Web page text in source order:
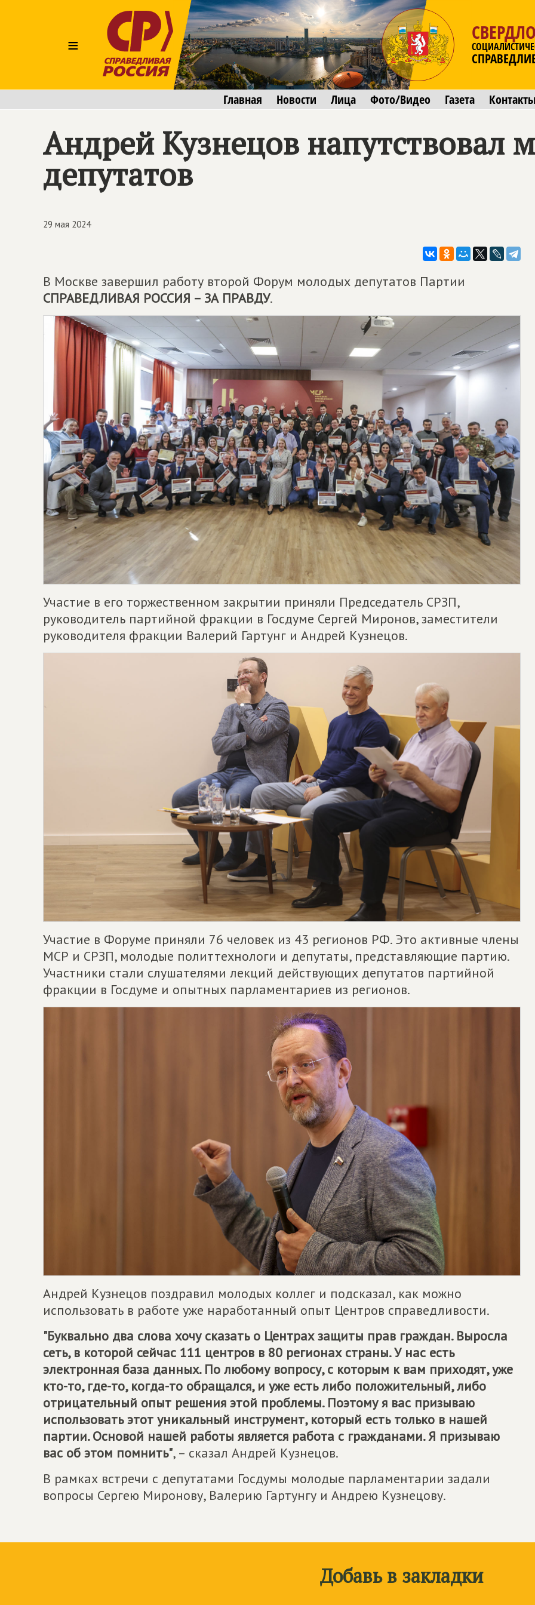
≡
Главная Новости Лица Фото/Видео Газета
Андрей Кузнецов напутствовал
депутатов
29 мая 2024
В Москве завершил работу второй Форум молодых депутатов Партии
СПРАВЕДЛИВАЯ РОССИЯ – ЗА ПРАВДУ.
Участие в его торжественном закрытии приняли Председатель СРЗП,
руководитель партийной фракции в Госдуме Сергей Миронов, заместители
руководителя фракции Валерий Гартунг и Андрей Кузнецов.
Участие в Форуме приняли 76 человек из 43 регионов РФ. Это активные члены
МСР и СРЗП, молодые политтехнологи и депутаты, представляющие партию.
Участники стали слушателями лекций действующих депутатов партийной
фракции в Госдуме и опытных парламентариев из регионов.
Андрей Кузнецов поздравил молодых коллег и подсказал, как можно
использовать в работе уже наработанный опыт Центров справедливости.
"Буквально два слова хочу сказать о Центрах защиты прав граждан. Выросла
сеть, в которой сейчас 111 центров в 80 регионах страны. У нас есть
электронная база данных. По любому вопросу, с которым к вам приходят, уже
кто-то, где-то, когда-то обращался, и уже есть либо положительный, либо
отрицательный опыт решения этой проблемы. Поэтому я вас призываю
использовать этот уникальный инструмент, который есть только в нашей
партии. Основой нашей работы является работа с гражданами. Я призываю
вас об этом помнить", – сказал Андрей Кузнецов.
В рамках встречи с депутатами Госдумы молодые парламентарии задали
вопросы Сергею Миронову, Валерию Гартунгу и Андрею Кузнецову.
Добавь в закладки